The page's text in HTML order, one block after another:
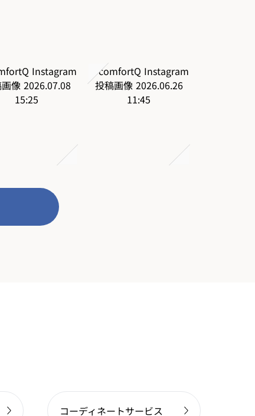
コーディネートサービス